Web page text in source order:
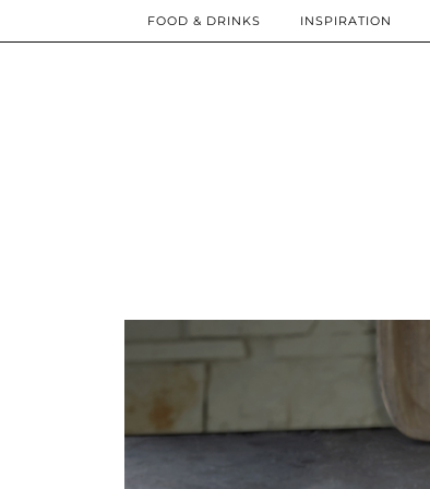
FOOD & DRINKS INSPIRATION